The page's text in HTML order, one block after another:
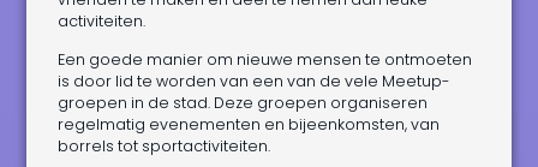
activiteiten.
Een goede manier om nieuwe mensen te ontmoeten
is door lid te worden van een van de vele Meetup-
groepen in de stad. Deze groepen organiseren
regelmatig evenementen en bijeenkomsten, van
borrels tot sportactiviteiten.